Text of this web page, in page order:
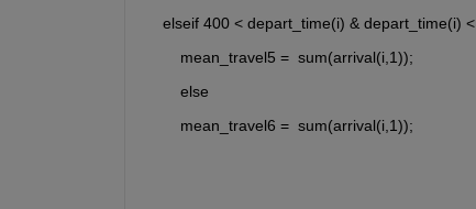
elseif 400 < depart_time(i) & depart_time(i) <
        mean_travel5 =  sum(arrival(
i 1));
else
        mean_travel6 =  sum(arrival(
i 1));